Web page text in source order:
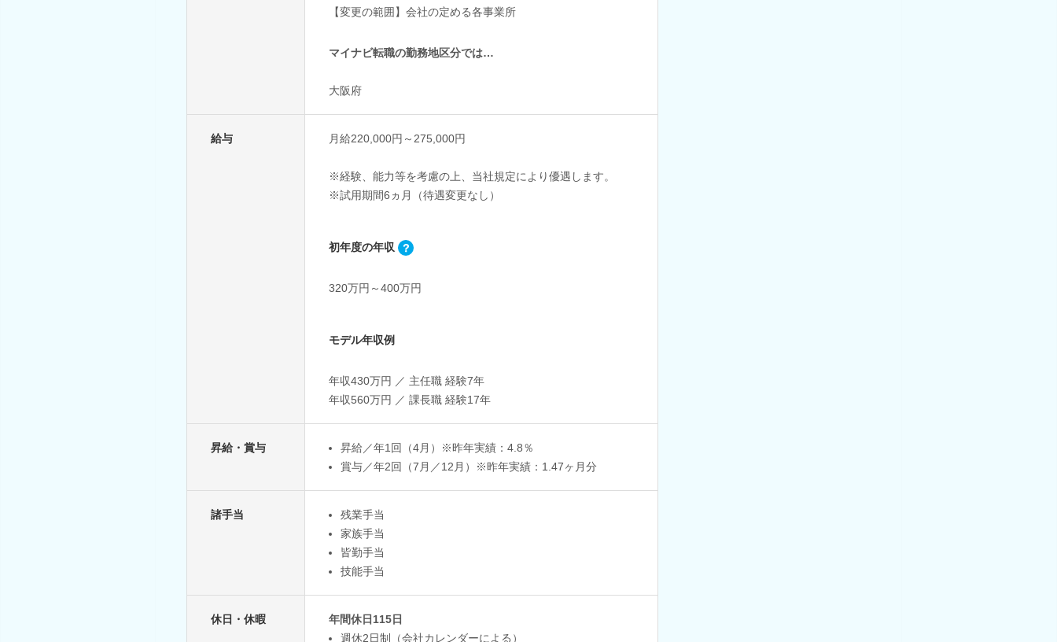
【変更の範囲】会社の定める各事業所
マイナビ転職の勤務地区分では…
大阪府
給与 月給220,000円～275,000円
※経験、能力等を考慮の上、当社規定により優遇します。
※試用期間6ヵ月（待遇変更なし）
初年度の年収
320万円～400万円
モデル年収例
年収430万円 ／ 主任職 経験7年
年収560万円 ／ 課長職 経験17年
昇給・賞与
昇給／年1回（4月）※昨年実績：4.8％
賞与／年2回（7月／12月）※昨年実績：1.47ヶ月分
諸手当
残業手当
家族手当
皆勤手当
技能手当
休日・休暇
年間休日115日
週休2日制（会社カレンダーによる）